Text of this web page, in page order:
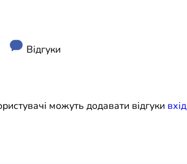
Відгуки
можуть додавати відгуки вхiд